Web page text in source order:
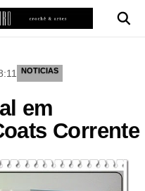
NOTICIAS
em
Corrente